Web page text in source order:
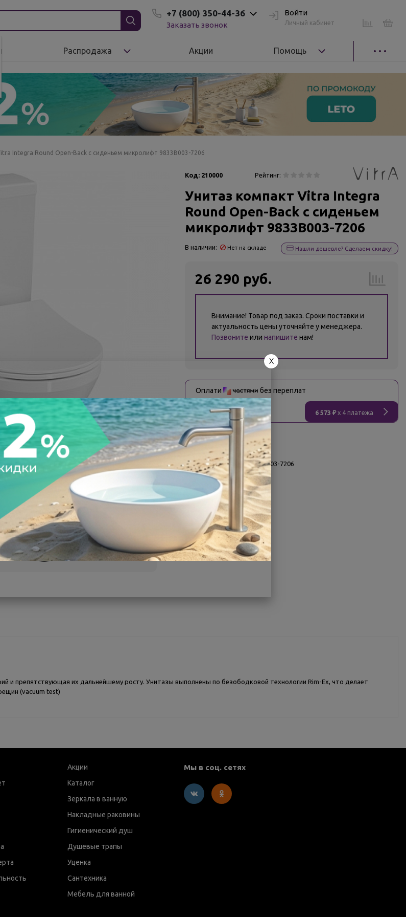
+7 (800) 350-44-36
Заказать звонок
Войти
Личный кабинет
Распродажа Акции Помощь
Integra Round Open-Back с сиденьем микролифт 9833B003-7206
Всегда низкие цены
Код: 210000 Рейтинг:
Унитаз компакт Vitra Integra
Round Open-Back с сиденьем
микролифт 9833B003-7206
В наличии: Нет на складе Нашли дешевле? Сделаем скидку!
26 290 руб.
Внимание! Товар под заказ. Сроки поставки и
актуальность цены уточняйте у менеджера.
Позвоните или напишите нам!
Оплати без переплат
6 573 ₽x 4 платежа
О товаре
Заводской артикул: 9833B003-7206
Производитель:
Vitra
10 лет
Страна: Турция
Другие характеристики
Поделиться
и препятствующая их дальнейшему росту. Унитазы выполнены по безободковой технологии Rim-Ex, что делает
(vacuum test)
Акции
Каталог
Зеркала в ванную
Накладные раковины
Гигиенический душ
Душевые трапы
Уценка
Сантехника
Мебель для ванной
Мы в соц. сетях
X